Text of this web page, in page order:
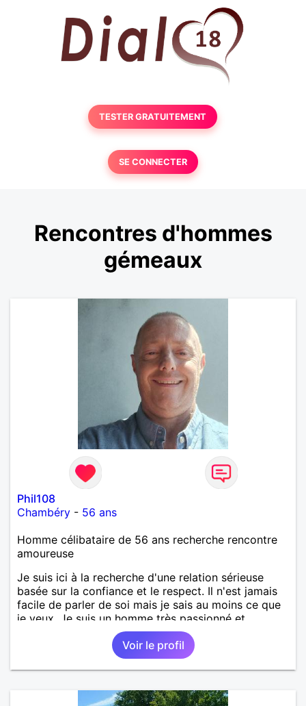
TESTER GRATUITEMENT
SE CONNECTER
Rencontres d'hommes
gémeaux
Phil108
Chambéry - 56 ans
Homme célibataire de 56 ans recherche rencontre
amoureuse
Je suis ici à la recherche d'une relation sérieuse
basée sur la confiance et le respect. Il n'est jamais
facile de parler de soi mais je sais au moins ce que
je veux. Je suis un homme très passionné et
romantique qui n'essaie jamais de prendre la vie
trop au sérieux. Je cherche quelqu'un d'honnête, de
responsable et qui comprend les vraies valeurs
d'une relation et la possibilité de tout partager
Voir le profil